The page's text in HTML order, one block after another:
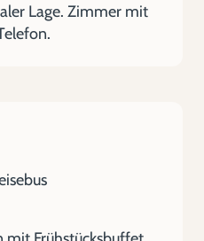
Lage. Zimmer mit